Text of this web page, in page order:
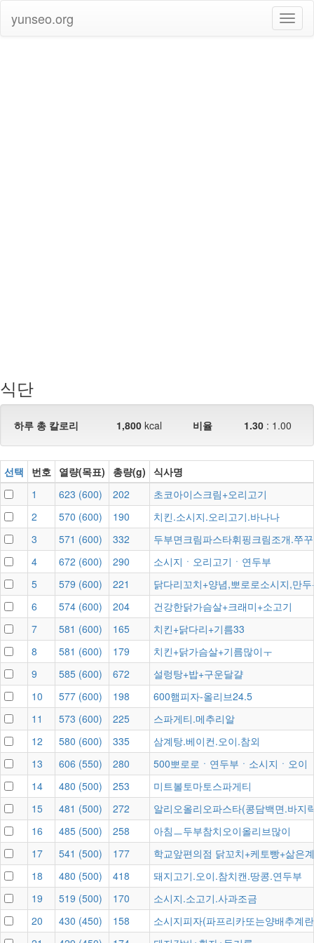
yunseo.org
식단
하루 총 칼로리 1,800kcal 비율 1.30 : 1.00
선택 번호 열량(목표) 총량(g) 식사명
1
623 (600) 202
초코아이스크림+오리고기
2
570 (600) 190
치킨.소시지.오리고기.바나나
3
571 (600) 332
두부면크림파스타휘핑크림조개.쭈
4
672 (600) 290
소시지ㆍ오리고기ㆍ연두부
5
579 (600) 221
닭다리꼬치+양념,뽀로로소시지,만
6
574 (600) 204
건강한닭가슴살+크래미+소고기
7
581 (600) 165
치킨+닭다리+기름33
8
581 (600) 179
치킨+닭가슴살+기름많이ㅜ
9
585 (600) 672
설렁탕+밥+구운달걀
10
577 (600) 198
600햄피자-올리브24.5
11
573 (600) 225
스파게티.메추리알
12
580 (600) 335
삼계탕.베이컨.오이.참외
13
606 (550) 280
500뽀로로ㆍ연두부ㆍ소시지ㆍ오이
14
480 (500) 253
미트볼토마토스파게티
15
481 (500) 272
알리오올리오파스타(콩담백면.바지
16
485 (500) 258
아침ㅡ두부참치오이올리브많이
17
541 (500) 177
학교앞편의점 닭꼬치+케토빵+삶은
18
480 (500) 418
돼지고기.오이.참치캔.땅콩.연두부
19
519 (500) 170
소시지.소고기.사과조금
20
430 (450) 158
소시지피자(파프리카또는양배추계